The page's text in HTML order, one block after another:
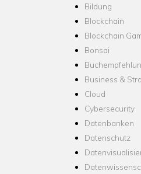
Bildung
Blockchain
Blockchain
Bonsai
Business &
Cloud
Cybersecurity
Datenbanken
Datenschutz